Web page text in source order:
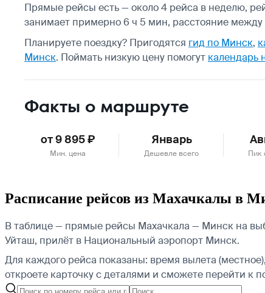
Прямые рейсы есть — около 4 рейса в неделю,
занимает примерно 6 ч 5 мин, расстояние
Планируете поездку? Пригодятся гид по Минск,
Минск. Поймать низкую цену помогут календарь
Факты о маршруте
от 9 895 ₽
Мин. цена
Январь
Дешевле всего Пик
Расписание рейсов из Махачкалы в
В таблице — прямые рейсы Махачкала — Минск на
Уйташ, прилёт в Национальный аэропорт Минск.
Для каждого рейса показаны: время вылета
откроете карточку с деталями и сможете перейти к